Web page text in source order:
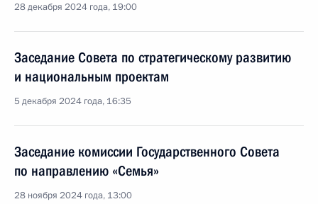
28 декабря 2024 года, 19:00
Заседание Совета по стратегическому развитию
и национальным проектам
5 декабря 2024 года, 16:35
Заседание комиссии Государственного Совета
по направлению «Семья»
28 ноября 2024 года, 13:00